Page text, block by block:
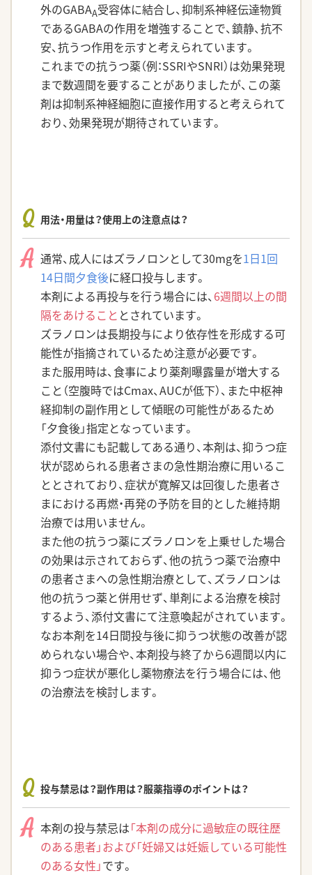
外のGABAA受容体に結合し、抑制系神経伝達物質
であるGABAの作用を増強することで、鎮静、抗不
安、抗うつ作用を示すと考えられています。
これまでの抗うつ薬（例：SSRIやSNRI）は効果発現
まで数週間を要することがありましたが、この薬
剤は抑制系神経細胞に直接作用すると考えられて
おり、効果発現が期待されています。
Q 用法・用量は？使用上の注意点は？
A 通常、成人にはズラノロンとして30mgを1日1回
14日間夕食後に経口投与します。
本剤による再投与を行う場合には、 6週間以上の間
隔をあけること とされています。
ズラノロンは長期投与により依存性を形成する可
能性が指摘されているため注意が必要です。
また服用時は、食事により薬剤曝露量が増大する
こと（空腹時ではCmax、AUCが低下）、また中枢神
経抑制の副作用として傾眠の可能性があるため
「夕食後」指定となっています。
添付文書にも記載してある通り、本剤は、抑うつ症
状が認められる患者さまの急性期治療に用いるこ
ととされており、症状が寛解又は回復した患者さ
まにおける再燃・再発の予防を目的とした維持期
治療では用いません。
また他の抗うつ薬にズラノロンを上乗せした場合
の効果は示されておらず、他の抗うつ薬で治療中
の患者さまへの急性期治療として、ズラノロンは
他の抗うつ薬と併用せず、単剤による治療を検討
するよう、添付文書にて注意喚起がされています。
なお本剤を14日間投与後に抑うつ状態の改善が認
められない場合や、本剤投与終了から6週間以内に
抑うつ症状が悪化し薬物療法を行う場合には、他
の治療法を検討します。
Q 投与禁忌は？副作用は？服薬指導のポイントは？
A 本剤の投与禁忌は「本剤の成分に過敏症の既往歴
のある患者」および「妊婦又は妊娠している可能性
のある女性」です。